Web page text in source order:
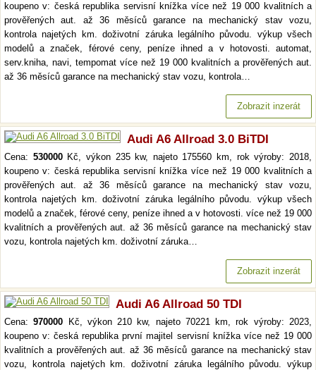
koupeno v: česká republika servisní knížka více než 19 000 kvalitních a
prověřených aut. až 36 měsíců garance na mechanický stav vozu,
kontrola najetých km. doživotní záruka legálního původu. výkup všech
modelů a značek, férové ceny, peníze ihned a v hotovosti. automat,
serv.kniha, navi, tempomat více než 19 000 kvalitních a prověřených aut.
až 36 měsíců garance na mechanický stav vozu, kontrola…
Zobrazit inzerát
Audi A6 Allroad 3.0 BiTDI
Cena: 530000Kč, výkon 235 kw, najeto 175560 km, rok výroby: 2018,
koupeno v: česká republika servisní knížka více než 19 000 kvalitních a
prověřených aut. až 36 měsíců garance na mechanický stav vozu,
kontrola najetých km. doživotní záruka legálního původu. výkup všech
modelů a značek, férové ceny, peníze ihned a v hotovosti. více než 19 000
kvalitních a prověřených aut. až 36 měsíců garance na mechanický stav
vozu, kontrola najetých km. doživotní záruka…
Zobrazit inzerát
Audi A6 Allroad 50 TDI
Cena:970000 Kč, výkon 210 kw, najeto 70221 km, rok výroby: 2023,
koupeno v: česká republika první majitel servisní knížka více než 19 000
kvalitních a prověřených aut. až 36 měsíců garance na mechanický stav
vozu, kontrola najetých km. doživotní záruka legálního původu. výkup